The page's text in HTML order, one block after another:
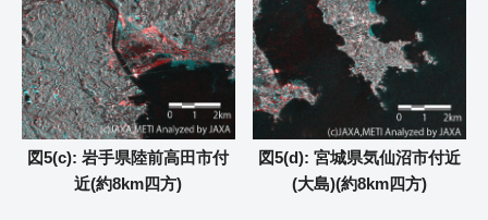
図5(c): 岩手県陸前高田市付
近(約8km四方)
図5(d): 宮城県気仙沼市付近
(大島)(約8km四方)